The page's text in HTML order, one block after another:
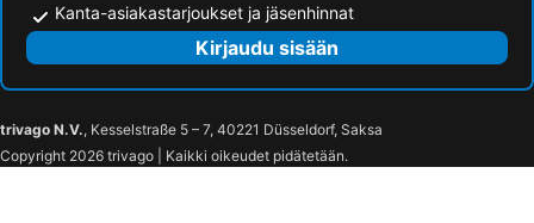
Kanta-asiakastarjoukset ja jäsenhinnat
Kirjaudu sisään
trivago N.V., Kesselstraße 5 – 7, 40221 Düsseldorf, Saksa
Copyright 2026 trivago | Kaikki oikeudet pidätetään.